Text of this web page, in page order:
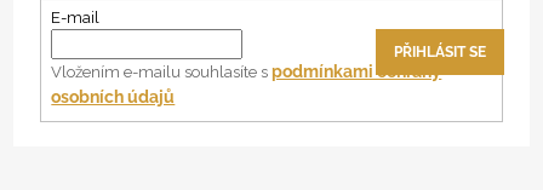
E-mail
Vložením e-mailu souhlasíte spodmínkami ochrany
osobních údajů
PŘIHLÁSIT SE